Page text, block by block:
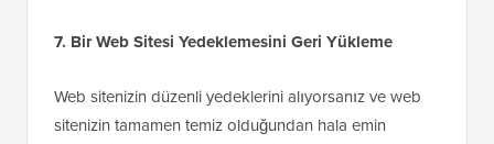
7. Bir Web Sitesi Yedeklemesini Geri Yükleme
Web sitenizin düzenli yedeklerini alıyorsanız ve web
sitenizin tamamen temiz olduğundan hala emin